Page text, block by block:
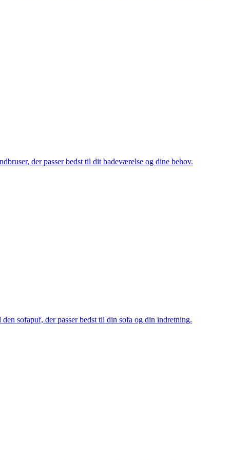
der passer bedst til dit badeværelse og dine behov.
sofapuf, der passer bedst til din sofa og din indretning.